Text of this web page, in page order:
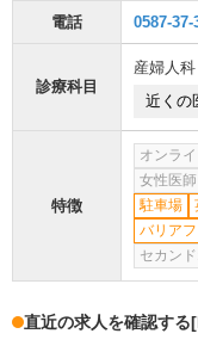
電話 0587-37-
診療科目
産婦人科
近くの
特徴
オンラ
女性医師
駐車場
バリア
セカン
直近の求人を確認する